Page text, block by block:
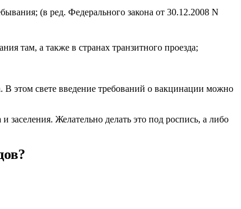
(в ред. Федерального закона от 30.12.2008 N
там, а также в странах транзитного проезда;
В этом свете введение требований о вакцинации можно
Желательно делать это под роспись, а либо